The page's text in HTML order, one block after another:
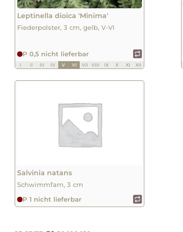
Leptinella dioica 'Minima'
Fiederpolster, 3 cm, gelb, V-VI
P 0,5 nicht lieferbar
I II III IV V VI VII VIII IX X XI XII
Salvinia natans
Schwimmfarn, 3 cm
P 1 nicht lieferbar